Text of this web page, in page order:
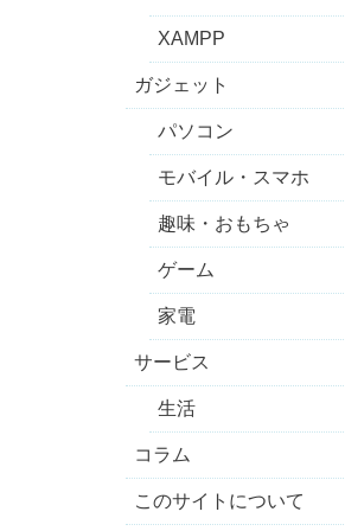
XAMPP
ガジェット
パソコン
モバイル・スマホ
趣味・おもちゃ
ゲーム
家電
サービス
生活
コラム
このサイトについて